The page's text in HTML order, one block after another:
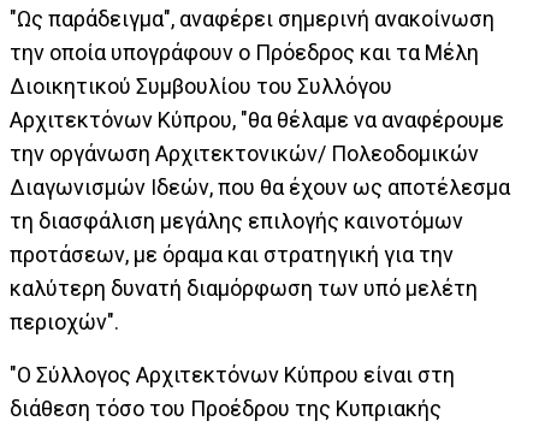
"Ως παράδειγμα", αναφέρει σημερινή ανακοίνωση
την οποία υπογράφουν ο Πρόεδρος και τα Μέλη
Διοικητικού Συμβουλίου του Συλλόγου
Αρχιτεκτόνων Κύπρου, "θα θέλαμε να αναφέρουμε
την οργάνωση Αρχιτεκτονικών/ Πολεοδομικών
Διαγωνισμών Ιδεών, που θα έχουν ως αποτέλεσμα
τη διασφάλιση μεγάλης επιλογής καινοτόμων
προτάσεων, με όραμα και στρατηγική για την
καλύτερη δυνατή διαμόρφωση των υπό μελέτη
περιοχών".
"Ο Σύλλογος Αρχιτεκτόνων Κύπρου είναι στη
διάθεση τόσο του Προέδρου της Κυπριακής